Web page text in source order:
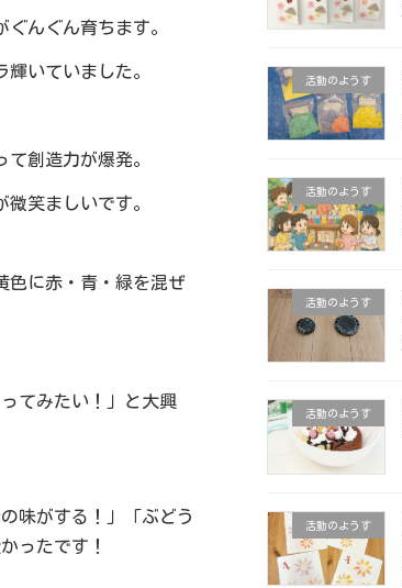
んぐん育ちます。
いていました。
創造力が爆発。
笑ましいです。
色に赤・青・緑を混ぜ
てみたい！」と大興
味がする！」「ぶどう
ったです！
活動のようす
活動のようす
活動のようす
活動のようす
活動のようす